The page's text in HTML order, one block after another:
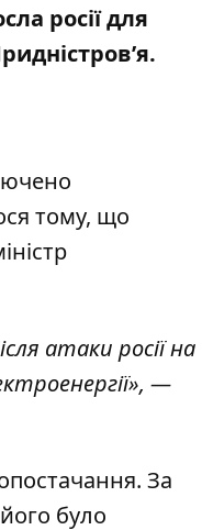
росії для
тому, що
атаки росіїна
—
За
було